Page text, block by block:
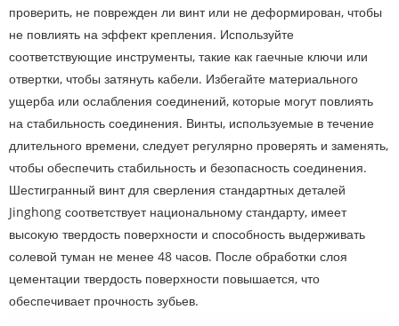
проверить, не поврежден ли винт или не деформирован, чтобы
не повлиять на эффект крепления. Используйте
соответствующие инструменты, такие как гаечные ключи или
отвертки, чтобы затянуть кабели. Избегайте материального
ущерба или ослабления соединений, которые могут повлиять
на стабильность соединения. Винты, используемые в течение
длительного времени, следует регулярно проверять и заменять,
чтобы обеспечить стабильность и безопасность соединения.
Шестигранный винт для сверления стандартных деталей
Jinghong соответствует национальному стандарту, имеет
высокую твердость поверхности и способность выдерживать
солевой туман не менее 48 часов. После обработки слоя
цементации твердость поверхности повышается, что
обеспечивает прочность зубьев.